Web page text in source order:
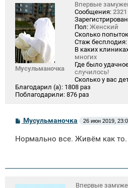
Мусульманочка
Впервые
Сообщения: 2321
Пол: Женский
Сколько
Стаж бесплодия:
В каких
многих
Где было
случилось!
Сколько у вас
Благодарил (а): 1808 раз
Поблагодарили: 876 раз
С
б
и
Мусульманочка 26 июн 2019,
Нормально все. Живём как
Впервые